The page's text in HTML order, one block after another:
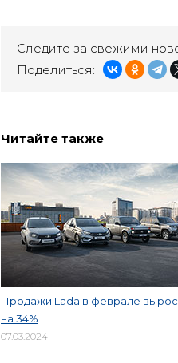
Следите за свежими
Поделиться:
Читайте также
Продажи Lada в феврале
на 34%
07.03.2024